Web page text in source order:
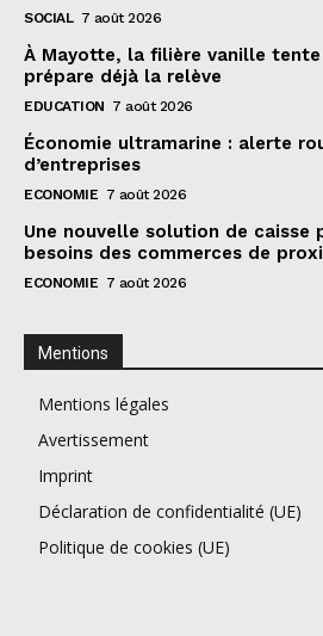
SOCIAL 7 août 2026
À Mayotte, la filière vanille
prépare déjà la relève
EDUCATION 7 août 2026
Économie ultramarine : alerte
d’entreprises
ECONOMIE 7 août 2026
Une nouvelle solution de caisse
besoins des commerces de
ECONOMIE 7 août 2026
Mentions
Mentions légales
Avertissement
Imprint
Déclaration de confidentialité (UE)
Politique de cookies (UE)